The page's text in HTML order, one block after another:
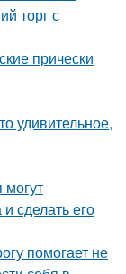
торг с
прически
удивительное,
сделать его
помогает не